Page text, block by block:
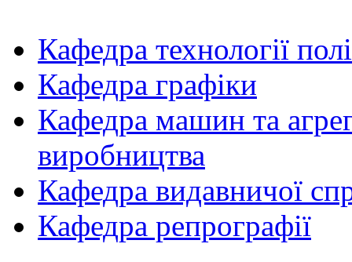
Кафедра технології
Кафедра графіки
Кафедра машин та
виробництва
Кафедра видавничої
Кафедра репрографії